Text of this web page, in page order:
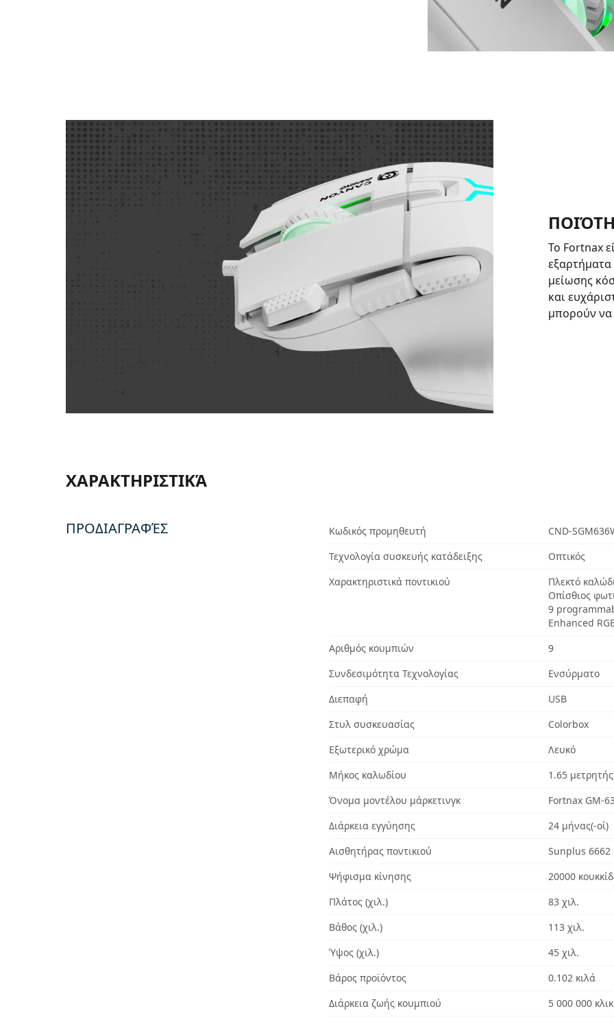
Το Fortnax
μείωσης
και
μπορούν να
ΧΑΡΑΚΤΗΡΙΣΤΙΚΆ
ΠΡΟΔΙΑΓΡΑΦΈΣ Κωδικός προμηθευτή
CND-
Τεχνολογία συσκευής κατάδειξης
Οπτικός
Χαρακτηριστικά ποντικιού
Πλεκτό
Οπίσθιος
9
Enhanced
Αριθμός κουμπιών
9
Συνδεσιμότητα Τεχνολογίας
Ενσύρματο
Διεπαφή
USB
Στυλ συσκευασίας
Colorbox
Εξωτερικό χρώμα
Λευκό
Μήκος καλωδίου
1.65 μετρητής
Όνομα μοντέλου μάρκετινγκ
Fortnax GM-
Διάρκεια εγγύησης
24 μήνας(-οί)
Αισθητήρας ποντικιού
Sunplus 6662
Ψήφισμα κίνησης
20000
Πλάτος (χιλ.)
83 χιλ.
Βάθος (χιλ.)
113 χιλ.
Ύψος (χιλ.)
45 χιλ.
Βάρος προϊόντος
0.102 κιλά
Διάρκεια ζωής κουμπιού
5 000 000 κλικ